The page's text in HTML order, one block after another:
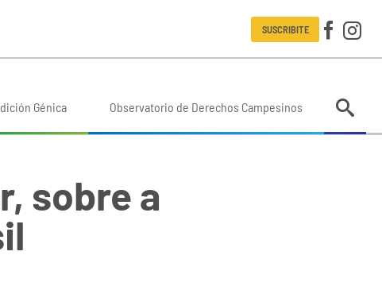
SUSCRIBITE
Génica Observatorio de Derechos Campesinos
sobre a